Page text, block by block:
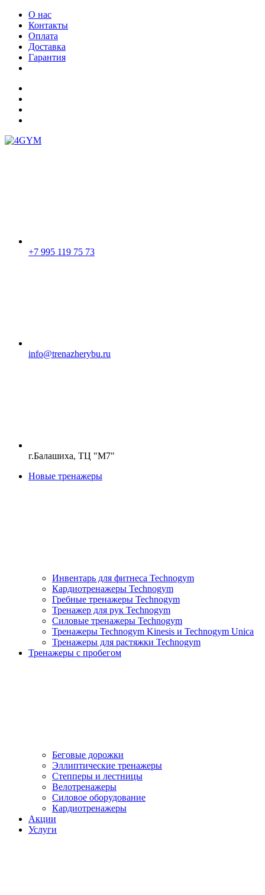
О нас
Контакты
Оплата
Доставка
Гарантия
+7 995 119 75 73
info@trenazherybu.ru
г.Балашиха, ТЦ "М7"
Новые тренажеры
Инвентарь для фитнеса Technogym
Кардиотренажеры Technogym
Гребные тренажеры Technogym
Тренажер для рук Technogym
Силовые тренажеры Technogym
Тренажеры Technogym Kinesis и Technogym Unica
Тренажеры для растяжки Technogym
Тренажеры с пробегом
Беговые дорожки
Эллиптические тренажеры
Степперы и лестницы
Велотренажеры
Силовое оборудование
Кардиотренажеры
Акции
Услуги